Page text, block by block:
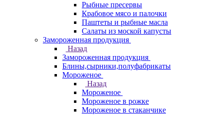
Рыбные пресервы
Крабовое мясо и палочки
Паштеты и рыбные масла
Салаты из моской капусты
Замороженная продукция
Назад
Замороженная продукция
Блины,сырники,полуфабрикаты
Мороженое
Назад
Мороженое
Мороженое в рожке
Мороженое в стаканчике